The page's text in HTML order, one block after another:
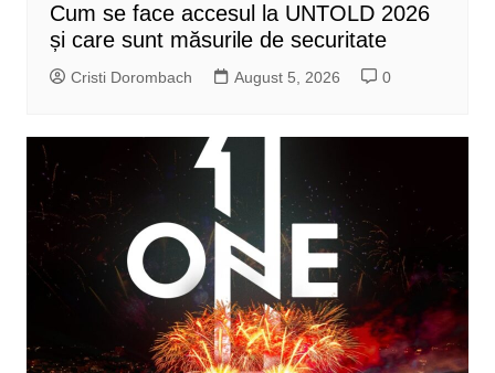
Cum se face accesul la UNTOLD 2026
și care sunt măsurile de securitate
Cristi Dorombach August 5, 2026 0